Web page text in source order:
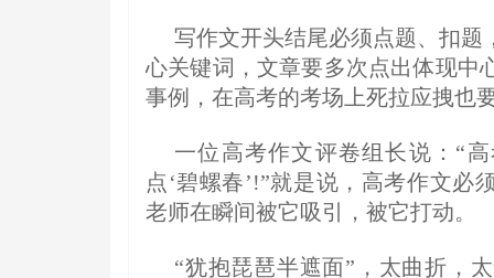
写作文开头结尾必须点题、扣
心关键词，文章要多次点出体现中
事例，在高考的考场上死拉应拽也
一位高考作文评卷组长说：“
点‘碧螺春’!”就是说，高考作文必
老师在瞬间被它吸引，被它打动。
“犹抱琵琶半遮面”，太曲折，